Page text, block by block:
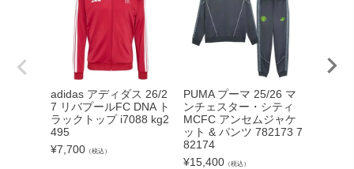
adidas アディダス 26/2
7 リバプールFC DNA ト
ラックトップ i7088 kg2
495
¥7,700 （税込）
PUMA プーマ 25/26 マ
ンチェスター・シティ
MCFC アンセムジャケ
ット & パンツ 782173 7
82174
¥15,400 （税込）